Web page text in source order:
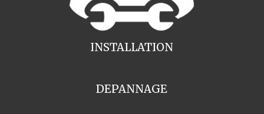
INSTALLATION
DEPANNAGE